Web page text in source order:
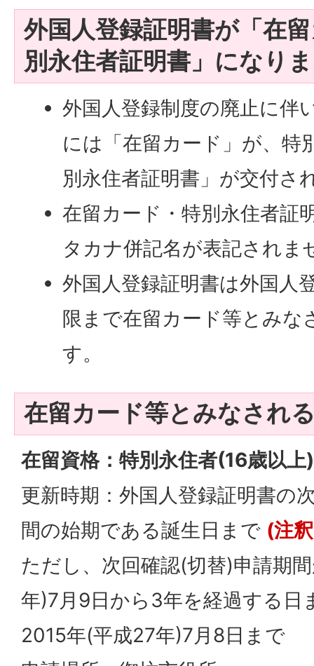
外国人登録証明書が「在
別永住者証明書」になり
外国人登録制度の廃止に伴
には「在留カード」が、特
別永住者証明書」が交付さ
在留カード・特別永住者証
タカナ併記名が表記されま
外国人登録証明書は外国人
限まで在留カード等とみな
す。
在留カード等とみなされ
在留資格：特別永住者(16歳以上)
更新時期：外国人登録証明書の
間の始期である誕生日まで (注
ただし、次回確認(切替)申請期
年)7月9日から3年を経過する日
2015年(平成27年)7月8日まで